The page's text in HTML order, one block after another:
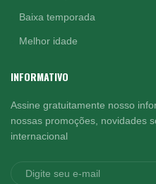
Baixa temporada
Melhor idade
INFORMATIVO
Assine gratuitamente nosso
nossas promoções, novidades
internacional